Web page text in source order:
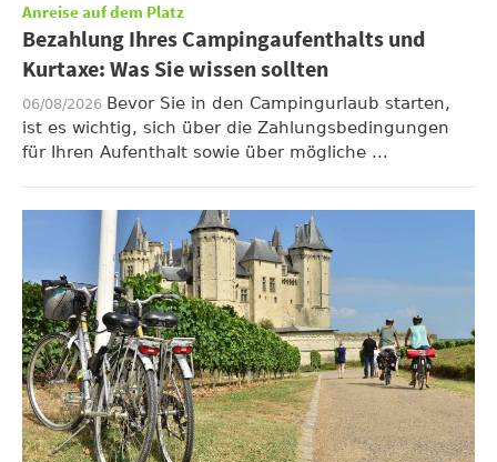
Anreise auf dem Platz
Bezahlung Ihres Campingaufenthalts und
Kurtaxe: Was Sie wissen sollten
06/08/2026 Bevor Sie in den Campingurlaub starten,
ist es wichtig, sich über die Zahlungsbedingungen
für Ihren Aufenthalt sowie über mögliche ...